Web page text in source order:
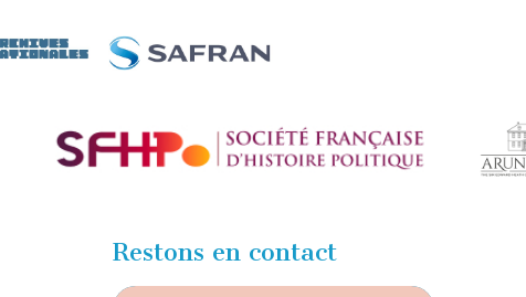
Restons en contact